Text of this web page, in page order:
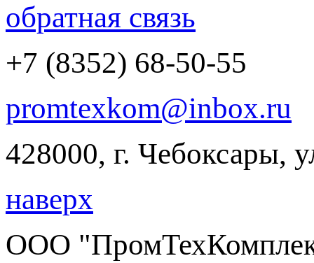
обратная связь
+7 (8352) 68-50-55
promtexkom@inbox.ru
428000, г. Чебоксары,
наверх
ООО